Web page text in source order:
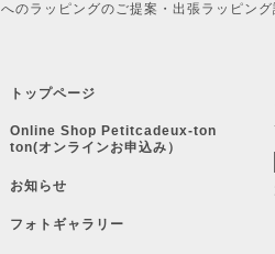
へのラッピングのご提案・出張ラッピン
トップページ
Online Shop Petitcadeux-ton
ton(オンラインお申込み）
お知らせ
フォトギャラリー